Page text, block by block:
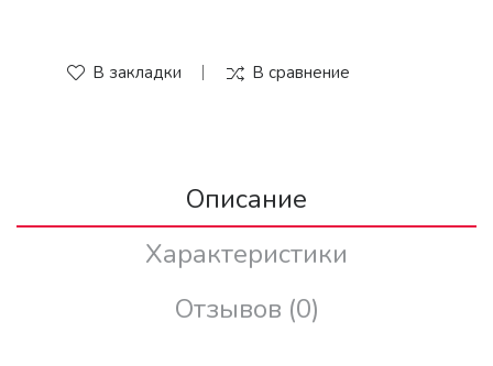
В закладки В сравнение
Описание
Характеристики
Отзывов (0)